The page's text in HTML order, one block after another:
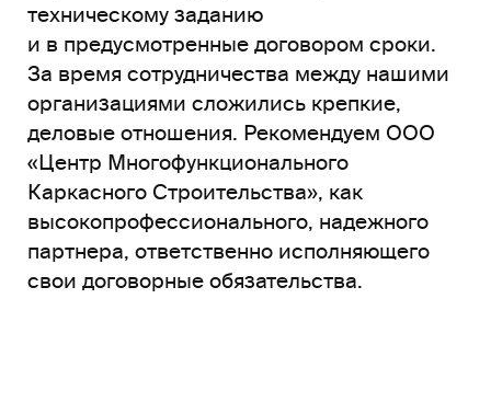
техническому заданию
и в предусмотренные договором сроки.
За время сотрудничества между нашими
организациями сложились крепкие,
деловые отношения. Рекомендуем ООО
«Центр Многофункционального
Каркасного Строительства», как
высокопрофессионального, надежного
партнера, ответственно исполняющего
свои договорные обязательства.